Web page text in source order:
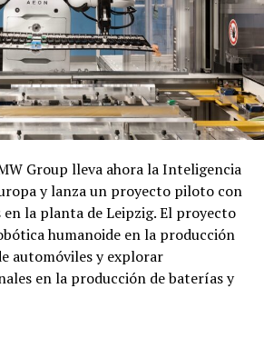
Group lleva ahora la Inteligencia
y lanza un proyecto piloto con
la planta de Leipzig. El proyecto
humanoide en la producción
automóviles y explorar
en la producción de baterías y